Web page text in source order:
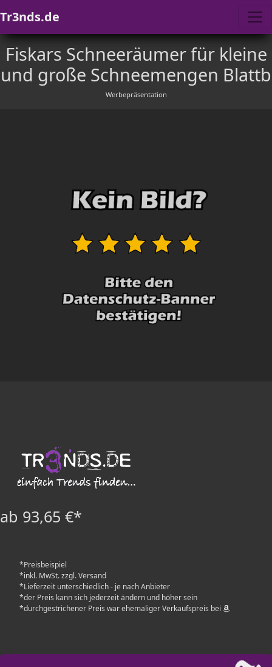
Tr3nds.de
Fiskars Schneeräumer für kleine
und große Schneemengen Blattb
Werbepräsentation
ab 93,65 €*
*Preisbeispiel
*inkl. MwSt. zzgl. Versand
*Lieferzeit unterschiedlich - je nach Anbieter
*der Preis kann sich jederzeit ändern und höher sein
*durchgestrichener Preis war ehemaliger Verkaufspreis bei